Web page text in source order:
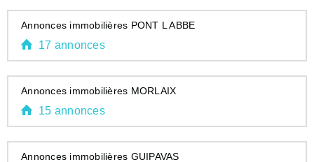
Annonces immobilières PONT L ABBE
17 annonces
Annonces immobilières MORLAIX
15 annonces
Annonces immobilières GUIPAVAS